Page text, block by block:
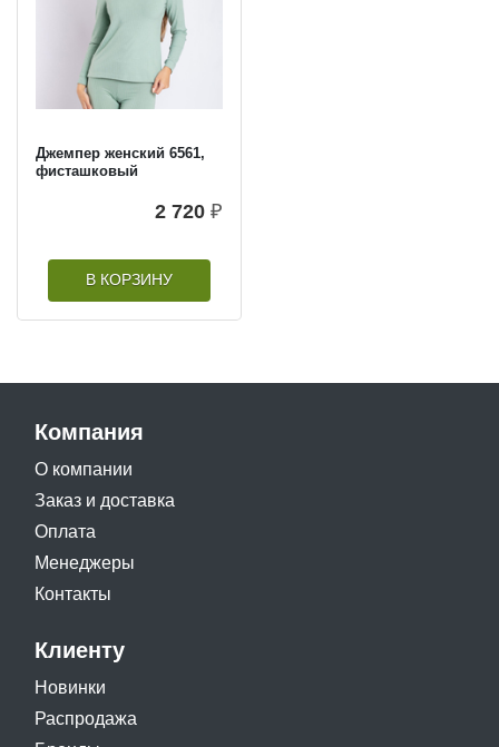
Джемпер женский 6561,
фисташковый
2 720 ₽
В КОРЗИНУ
Компания
О компании
Заказ и доставка
Оплата
Менеджеры
Контакты
Клиенту
Новинки
Распродажа